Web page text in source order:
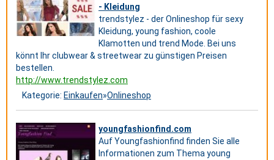
- Kleidung
trendstylez - der Onlineshop für sexy
Kleidung, young fashion, coole
Klamotten und trend Mode. Bei uns
könnt Ihr clubwear & streetwear zu günstigen Preisen
bestellen.
http://www.trendstylez.com
Kategorie: Einkaufen»Onlineshop
youngfashionfind.com
Auf Youngfashionfind finden Sie alle
Informationen zum Thema young